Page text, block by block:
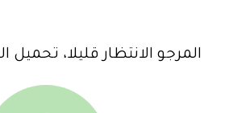
المرجو الانتظار قليلا،